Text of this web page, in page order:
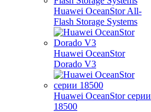
Huawei OceanStor All-
Flash Storage Systems
Huawei OceanStor
Dorado V3
Huawei OceanStor серии
18500